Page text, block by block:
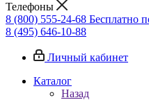
Телефоны
8 (800) 555-24-68 Бесплатно
8 (495) 646-10-88
Личный кабинет
Каталог
Назад